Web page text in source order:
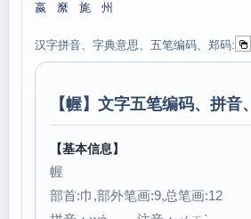
嬴
縻 旄 州
汉字拼音、字典意思、五笔编码、郑码:
【幄】文字五笔编码、拼音
【基本信息】
幄
部首:巾,部外笔画:9,总笔画:12